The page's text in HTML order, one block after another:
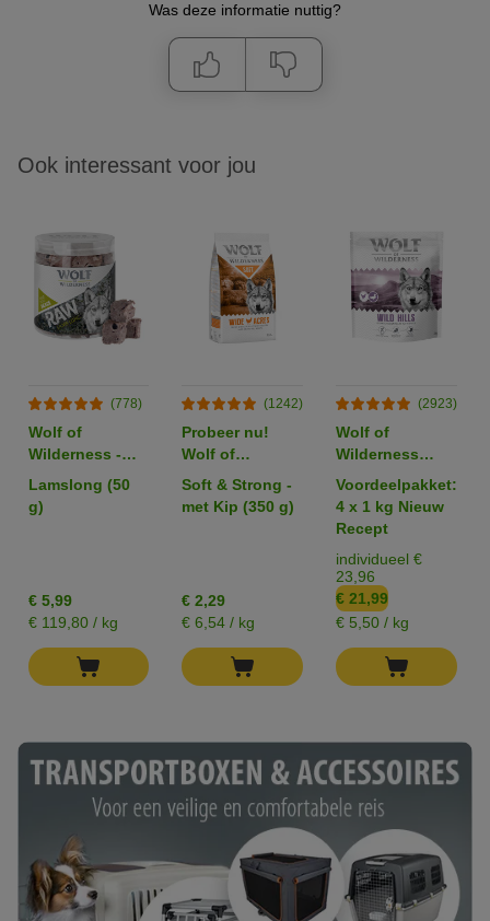
Was deze informatie nuttig?
Ook interessant voor jou
(778)
Wolf of
Wilderness -
Gevriesdroogde
Premium-
Snacks
Lamslong (50
g)
€ 5,99
€ 119,80 / kg
(1242)
Probeer nu!
Wolf of
Wilderness
Droogvoer voor
Honden
Soft & Strong -
met Kip (350 g)
€ 2,29
€ 6,54 / kg
(2923)
Wolf of
Wilderness
Adult "Wild
Hills" Eend -
Graanvrij
Voordeelpakket:
4 x 1 kg Nieuw
Recept
individueel €
23,96
€ 21,99
€ 5,50 / kg